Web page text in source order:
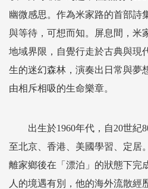
幽微感思。作為米家路的首部詩
與等待，可想而知。屏息間，米
地域界限，自覺行走於古典與現
生的迷幻森林，演奏出日常與夢
由相斥相吸的生命樂章。
出生於1960年代，自20世紀
至北京、香港、美國學習、定居
離家鄉後在「漂泊」的狀態下完
人的境遇有別，他的海外流散經